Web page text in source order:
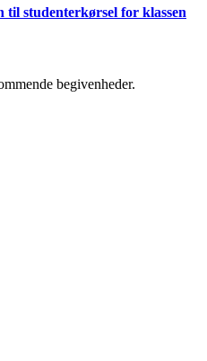
studenterkørsel for klassen
begivenheder.